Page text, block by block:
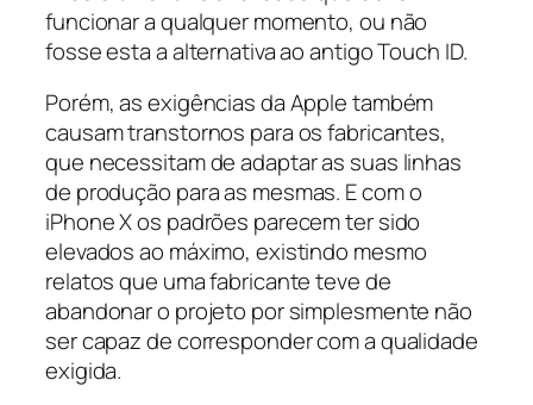
funcionar a qualquer momento, ou não
fosse esta a alternativa ao antigo Touch ID.
Porém, as exigências da Apple também
causam transtornos para os fabricantes,
que necessitam de adaptar as suas linhas
de produção para as mesmas. E com o
iPhone X os padrões parecem ter sido
elevados ao máximo, existindo mesmo
relatos que uma fabricante teve de
abandonar o projeto por simplesmente não
ser capaz de corresponder com a qualidade
exigida.